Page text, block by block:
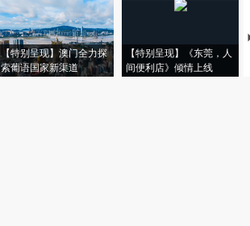
【特别呈现】澳门全力探
索葡语国家新渠道
【特别呈现】《东莞，人
间便利店》倾情上线